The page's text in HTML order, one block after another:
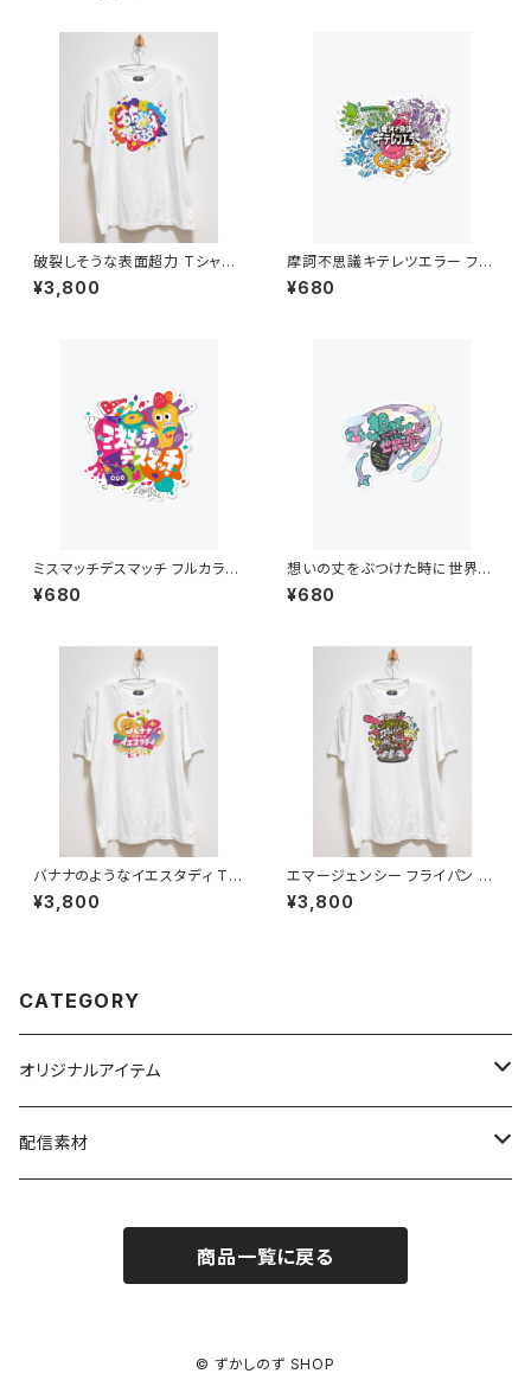
破裂しそうな表面超力 Tシャツ
6.2オンス
¥3,800
摩訶不思議キテレツエラー フル
カラーステッカー
¥680
ミスマッチデスマッチ フルカラー
ステッカー
¥680
想いの丈をぶつけた時に世界に
起こること フルカラーステッカー
¥680
バナナのようなイエスタディ Tシ
ャツ 6.2オンス
¥3,800
エマージェンシー フライパン ア
ラーム Tシャツ 6.2オンス
¥3,800
CATEGORY
オリジナルアイテム
パーカー
配信素材
商品一覧に戻る
© ずかしのず SHOP